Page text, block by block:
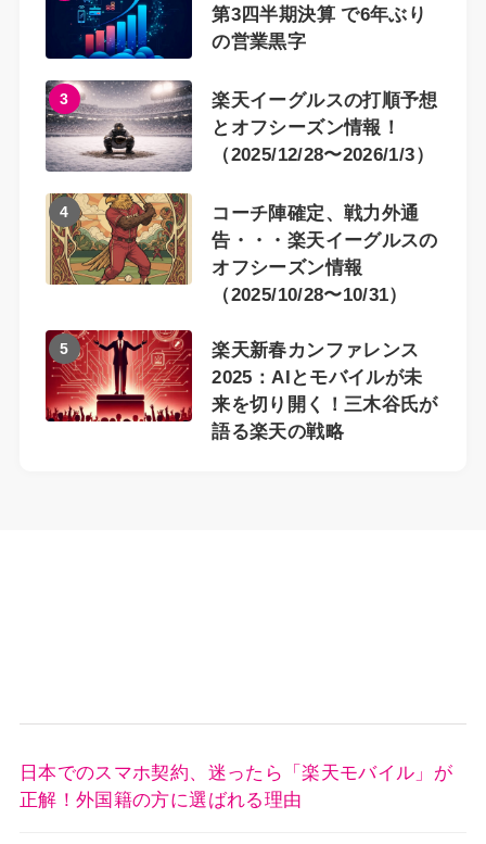
第3四半期決算 で6年ぶり
の営業黒字
3
楽天イーグルスの打順予想
とオフシーズン情報！
（2025/12/28〜2026/1/3）
4
コーチ陣確定、戦力外通
告・・・楽天イーグルスの
オフシーズン情報
（2025/10/28〜10/31）
5
楽天新春カンファレンス
2025：AIとモバイルが未
来を切り開く！三木谷氏が
語る楽天の戦略
日本でのスマホ契約、迷ったら「楽天モバイル」が
正解！外国籍の方に選ばれる理由